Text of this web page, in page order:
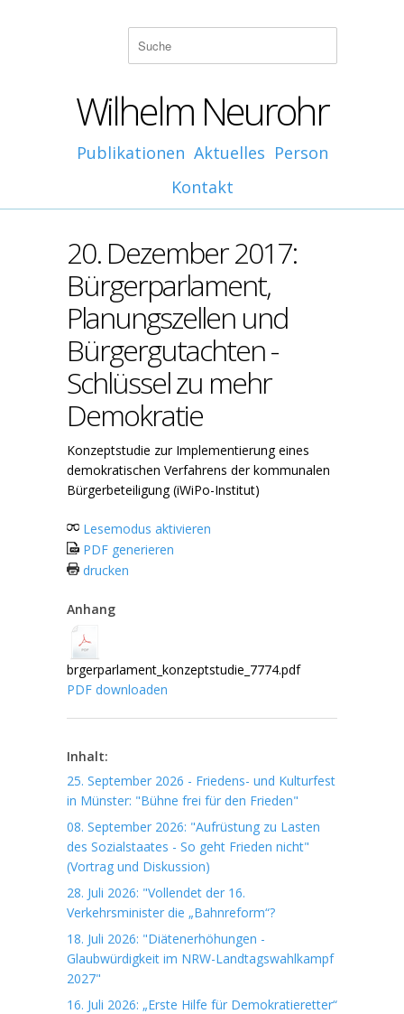
Wilhelm Neurohr
Publikationen Aktuelles Person
Kontakt
20. Dezember 2017:
Bürgerparlament,
Planungszellen und
Bürgergutachten -
Schlüssel zu mehr
Demokratie
Konzeptstudie zur Implementierung eines
demokratischen Verfahrens der kommunalen
Bürgerbeteiligung (iWiPo-Institut)
Lesemodus aktivieren
PDF generieren
drucken
Anhang
brgerparlament_konzeptstudie_7774.pdf
PDF downloaden
Inhalt:
25. September 2026 - Friedens- und Kulturfest
in Münster: "Bühne frei für den Frieden"
08. September 2026: "Aufrüstung zu Lasten
des Sozialstaates - So geht Frieden nicht"
(Vortrag und Diskussion)
28. Juli 2026: "Vollendet der 16.
Verkehrsminister die „Bahnreform“?
18. Juli 2026: "Diätenerhöhungen -
Glaubwürdigkeit im NRW-Landtagswahlkampf
2027"
16. Juli 2026: „Erste Hilfe für Demokratieretter“